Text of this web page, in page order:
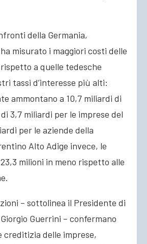
della Germania,
misurato i maggiori costi delle
a quelle tedesche
tassi d’interesse più alti:
ammontano a 10,7 miliardi di
3,7 miliardi per le imprese del
per le aziende della
Alto Adige invece, le
milioni in meno rispetto alle
– sottolinea il Presidente di
Guerrini – confermano
creditizia delle imprese,